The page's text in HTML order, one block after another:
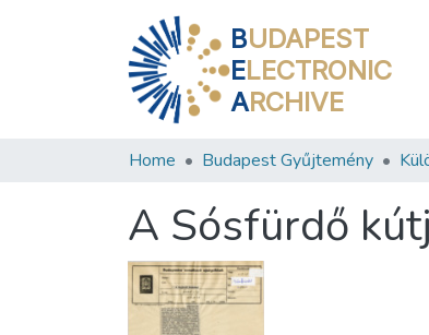
BUDAPEST
ELECTRONIC
ARCHIVE
Home Budapest Gyűjtemény
A Sósfürdő